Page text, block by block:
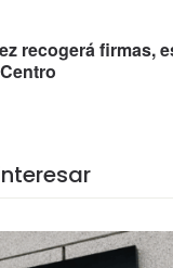
recogerá firmas,